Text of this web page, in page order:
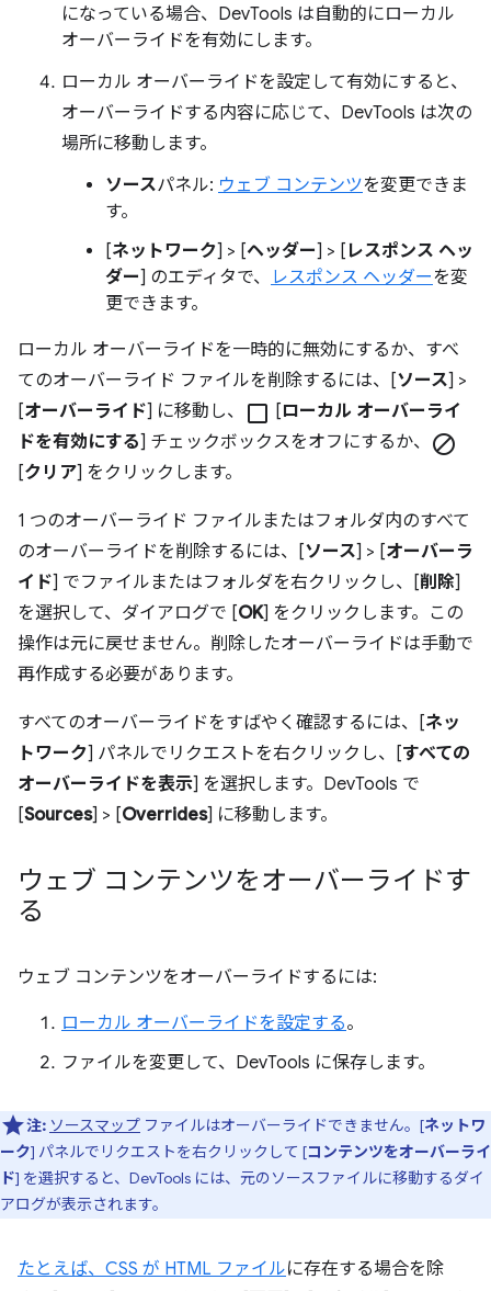
になっている場合、DevTools は自動的にローカル
オーバーライドを有効にします。
ローカル オーバーライドを設定して有効にすると、
オーバーライドする内容に応じて、DevTools は次の
場所に移動します。
ソースパネル: ウェブ コンテンツを変更できま
す。
[ネットワーク] > [ヘッダー] > [ レスポンス ヘッ
ダー] のエディタで、 レスポンス ヘッダーを変
更できます。
ローカル オーバーライドを一時的に無効にするか、すべ
てのオーバーライド ファイルを削除するには、[ソース] >
[オーバーライド] に移動し、 check_box_outline_blank [ローカル オーバーライ
ドを有効にする] チェックボックスをオフにするか、 block
[クリア] をクリックします。
1 つのオーバーライド ファイルまたはフォルダ内のすべて
のオーバーライドを削除するには、[ソース] > [オーバーラ
イド] でファイルまたはフォルダを右クリックし、[削除]
を選択して、ダイアログで [OK] をクリックします。この
操作は元に戻せません。削除したオーバーライドは手動で
再作成する必要があります。
すべてのオーバーライドをすばやく確認するには、[ネッ
トワーク] パネルでリクエストを右クリックし、[すべての
オーバーライドを表示] を選択します。DevTools で
[Sources] > [Overrides] に移動します。
ウェブ コンテンツをオーバーライドす
る
ウェブ コンテンツをオーバーライドするには:
ローカル オーバーライドを設定する。
ファイルを変更して、DevTools に保存します。
注: ソースマップ ファイルはオーバーライドできません。[ネットワ
ーク] パネルでリクエストを右クリックして [コンテンツをオーバーライ
ド] を選択すると、DevTools には、元のソースファイルに移動するダイ
アログが表示されます。
たとえば、CSS が HTML ファイルに存在する場合を除